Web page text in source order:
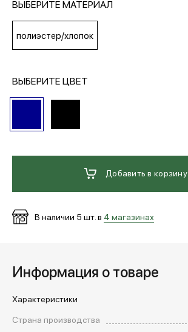
МЕДИА
ПОКУПАТЕЛЯМ
Вход в личный кабинет
ВЫБЕРИТЕ МАТЕРИАЛ
полиэстер/хлопок
ВЫБЕРИТЕ ЦВЕТ
Добавить в корзину
В наличии 5 шт. в 4 магазинах
Информация о товаре
Характеристики
Страна производства